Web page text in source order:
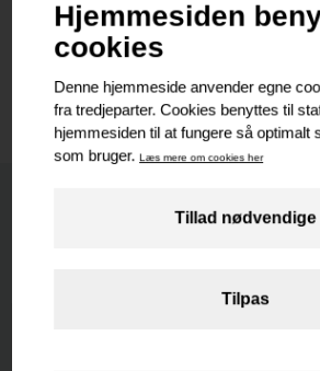
steffen@reh.dk
Bestil vurdering